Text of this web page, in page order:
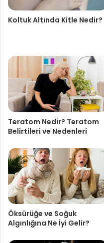
Koltuk Altında Kitle Nedir?
Teratom Nedir? Teratom
Belirtileri ve Nedenleri
Öksürüğe ve Soğuk
Algınlığına Ne İyi Gelir?